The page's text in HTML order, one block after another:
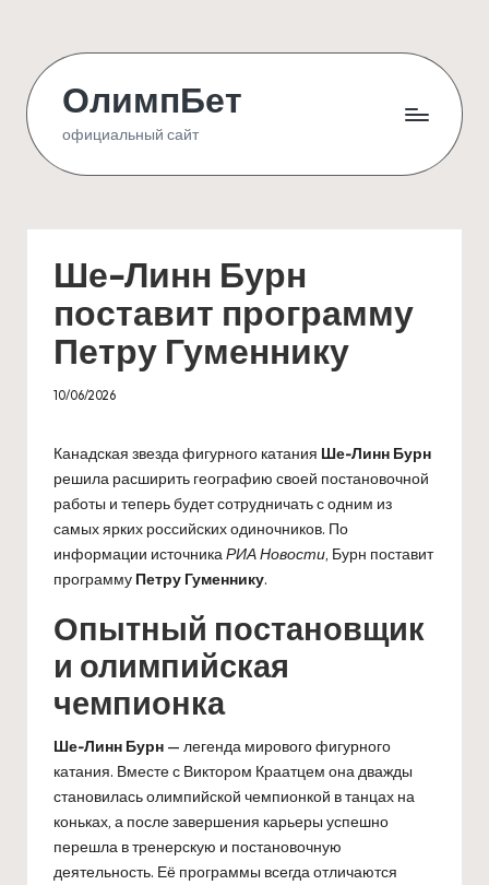
content
ОлимпБет
официальный сайт
Ше-Линн Бурн
поставит программу
Петру Гуменнику
10/06/2026
Канадская звезда фигурного катания Ше-Линн Бурн
решила расширить географию своей постановочной
работы и теперь будет сотрудничать с одним из
самых ярких российских одиночников. По
информации источникаРИА Новости, Бурн поставит
программу Петру Гуменнику.
Опытный постановщик
и олимпийская
чемпионка
Ше-Линн Бурн — легенда мирового фигурного
катания. Вместе с Виктором Краатцем она дважды
становилась олимпийской чемпионкой в танцах на
коньках, а после завершения карьеры успешно
перешла в тренерскую и постановочную
деятельность. Её программы всегда отличаются